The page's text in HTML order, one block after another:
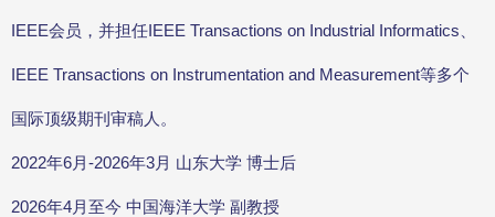
IEEE会员，并担任IEEE Transactions on Industrial Informatics、
IEEE Transactions on Instrumentation and Measurement等多个
国际顶级期刊审稿人。
2022年6月-2026年3月 山东大学 博士后
2026年4月至今 中国海洋大学 副教授